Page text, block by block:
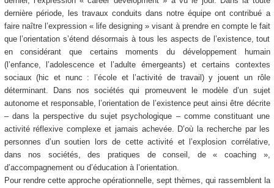
dernière période, les travaux conduits dans notre équipe ont contribué a
faire naître l’expression « life designing » visant à prendre en compte le fait
que l’orientation s’étend désormais à tous les aspects de l’existence, tout
en considérant que certains moments du développement humain
(l’enfance, l’adolescence et l’adulte émergeants) et certains contextes
sociaux (hic et nunc : l’école et l’activité de travail) y jouent un rôle
déterminant. Dans nos sociétés qui promeuvent le modèle d’un sujet
autonome et responsable, l’orientation de l’existence peut ainsi être décrite
– dans la perspective du sujet psychologique – comme constituant une
activité réflexive complexe et jamais achevée. D’où la recherche par les
personnes d’un soutien lors de cette activité et l’explosion corrélative,
dans nos sociétés, des pratiques de conseil, de « coaching »,
d’accompagnement ou d’éducation à l’orientation.
Pour rendre cette approche opérationnelle, sept thèmes, qui rassemblent la